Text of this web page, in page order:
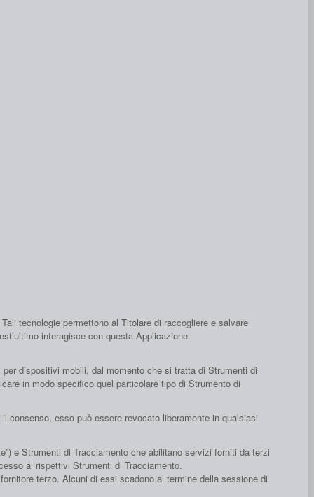
tecnologie permettono al Titolare di raccogliere e salvare
interagisce con questa Applicazione.
dispositivi mobili, dal momento che si tratta di Strumenti di
in modo specifico quel particolare tipo di Strumento di
consenso, esso può essere revocato liberamente in qualsiasi
e Strumenti di Tracciamento che abilitano servizi forniti da terzi
ai rispettivi Strumenti di Tracciamento.
terzo. Alcuni di essi scadono al termine della sessione di